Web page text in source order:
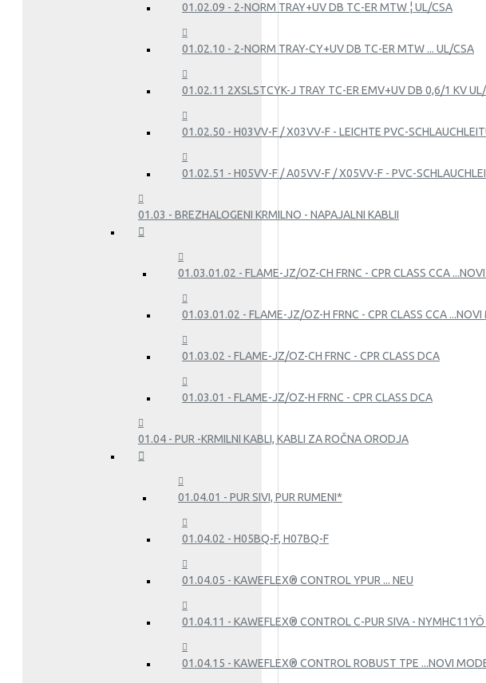
01.02.09 - 2-NORM TRAY+UV DB TC-ER MTW ¦ UL/CSA
01.02.10 - 2-NORM TRAY-CY+UV DB TC-ER MTW ... UL/CSA
01.02.11 2XSLSTCYK-J TRAY TC-ER EMV+UV DB 0,6/1 KV
01.02.50 - H03VV-F / X03VV-F - LEICHTE PVC-
01.02.51 - H05VV-F / A05VV-F / X05VV-F - PVC-
01.03 - BREZHALOGENI KRMILNO - NAPAJALNI KABLII
01.03.01.02 - FLAME-JZ/OZ-CH FRNC - CPR CLASS CCA
01.03.01.02 - FLAME-JZ/OZ-H FRNC - CPR CLASS CCA ...NOVI
01.03.02 - FLAME-JZ/OZ-CH FRNC - CPR CLASS DCA
01.03.01 - FLAME-JZ/OZ-H FRNC - CPR CLASS DCA
01.04 - PUR -KRMILNI KABLI, KABLI ZA ROČNA ORODJA
01.04.01 - PUR SIVI, PUR RUMENI*
01.04.02 - H05BQ-F, H07BQ-F
01.04.05 - KAWEFLEX® CONTROL YPUR ... NEU
01.04.11 - KAWEFLEX® CONTROL C-PUR SIVA -
01.04.15 - KAWEFLEX® CONTROL ROBUST TPE ...NOVI